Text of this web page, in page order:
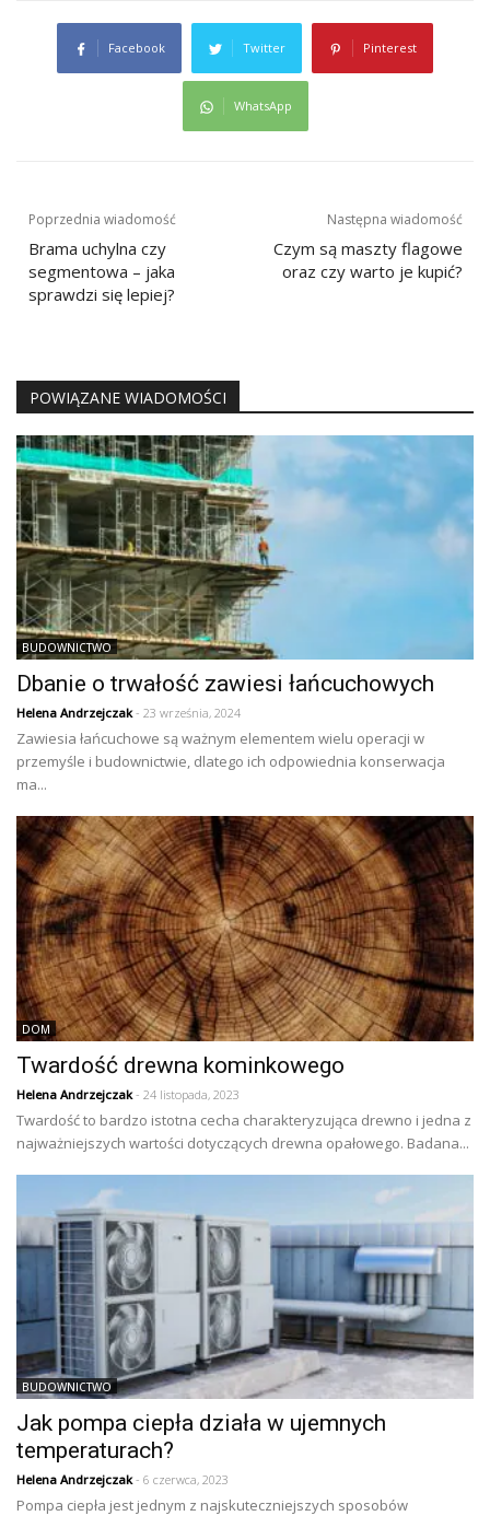
Facebook Twitter Pinterest
WhatsApp
Nawigacja
wpisu
Poprzednia wiadomość
Brama uchylna czy
segmentowa – jaka
sprawdzi się lepiej?
Następna wiadomość
Czym są maszty flagowe
oraz czy warto je kupić?
POWIĄZANE WIADOMOŚCI
BUDOWNICTWO
Dbanie o trwałość zawiesi łańcuchowych
Helena Andrzejczak- 23 września, 2024
Zawiesia łańcuchowe są ważnym elementem wielu operacji w
przemyśle i budownictwie, dlatego ich odpowiednia konserwacja
ma...
DOM
Twardość drewna kominkowego
Helena Andrzejczak- 24 listopada, 2023
Twardość to bardzo istotna cecha charakteryzująca drewno i jedna z
najważniejszych wartości dotyczących drewna opałowego. Badana...
BUDOWNICTWO
Jak pompa ciepła działa w ujemnych
temperaturach?
Helena Andrzejczak- 6 czerwca, 2023
Pompa ciepła jest jednym z najskuteczniejszych sposobów